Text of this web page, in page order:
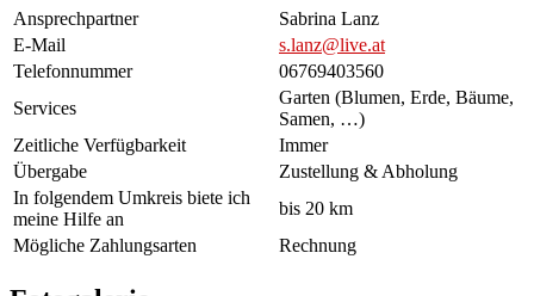
Ansprechpartner
Sabrina Lanz
E-Mail
s.lanz@live.at
Telefonnummer
06769403560
Services
Garten (Blumen, Erde, Bäume,
Samen, …)
Zeitliche Verfügbarkeit
Immer
Übergabe
Zustellung & Abholung
In folgendem Umkreis biete ich
meine Hilfe an
bis 20 km
Mögliche Zahlungsarten
Rechnung